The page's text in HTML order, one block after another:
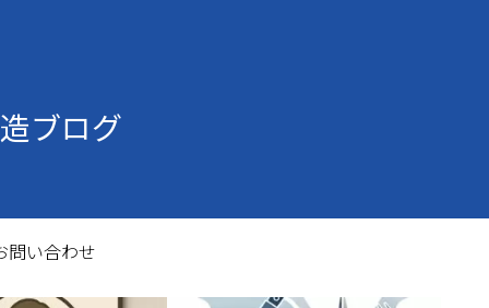
ブログ
問い合わせ